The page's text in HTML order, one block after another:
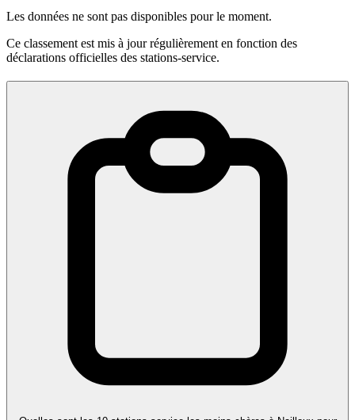
Les données ne sont pas disponibles pour le moment.
Ce classement est mis à jour régulièrement en fonction des
déclarations officielles des stations-service.